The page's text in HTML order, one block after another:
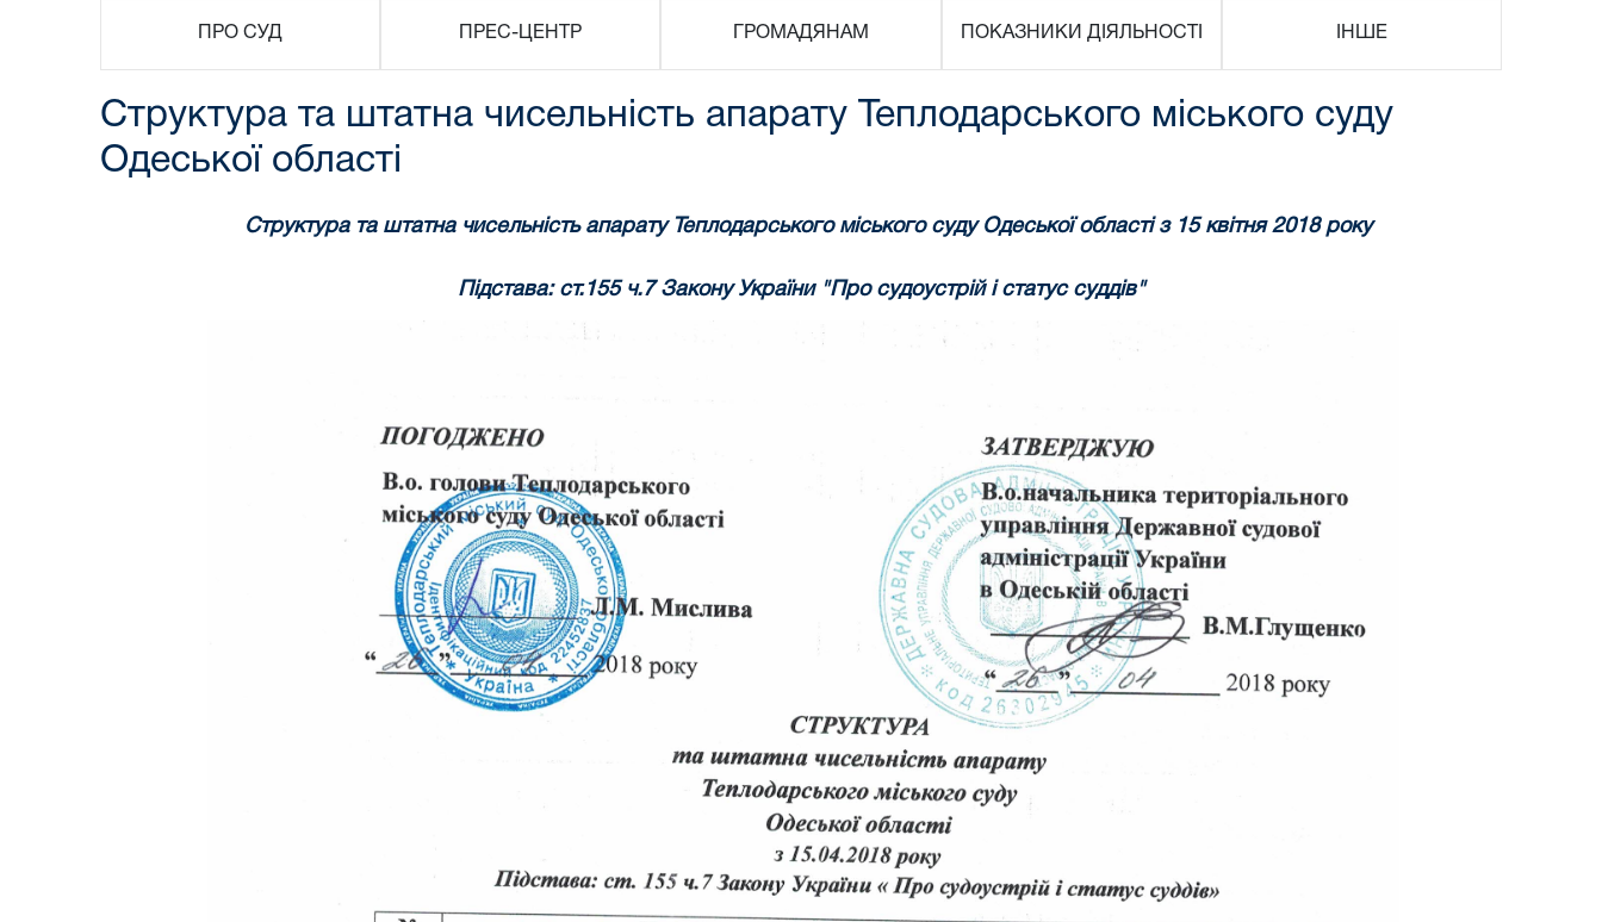
ПРО СУД ПРЕС-ЦЕНТР ГРОМАДЯНАМ ПОКАЗНИКИ ДІЯЛЬНОСТІ ІНШЕ
Структура та штатна чисельність апарату Теплодарського міського суду
Одеської області
Структура та штатна чисельність апарату Теплодарського міського суду Одеської області з 15 квітня 2018 року
Підстава: ст.155 ч.7 Закону України "Про судоустрій і статус суддів"